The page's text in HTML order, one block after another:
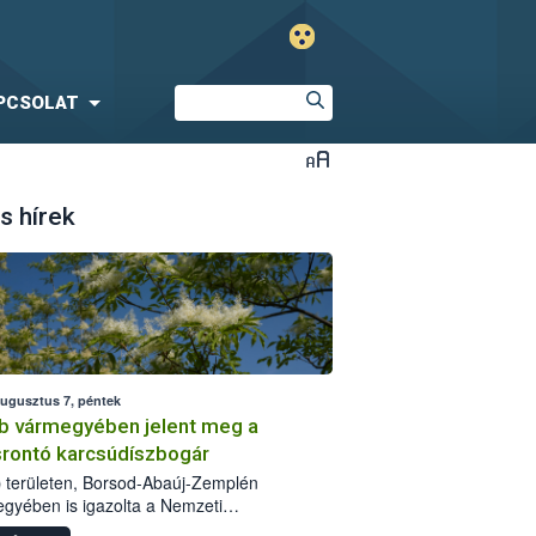
hírek
7, péntek
vármegyében jelent meg a
karcsúdíszbogár
területen, Borsod-Abaúj-Zemplén
is igazolta a Nemzeti
biztonsági Hivatal (Nébih) a